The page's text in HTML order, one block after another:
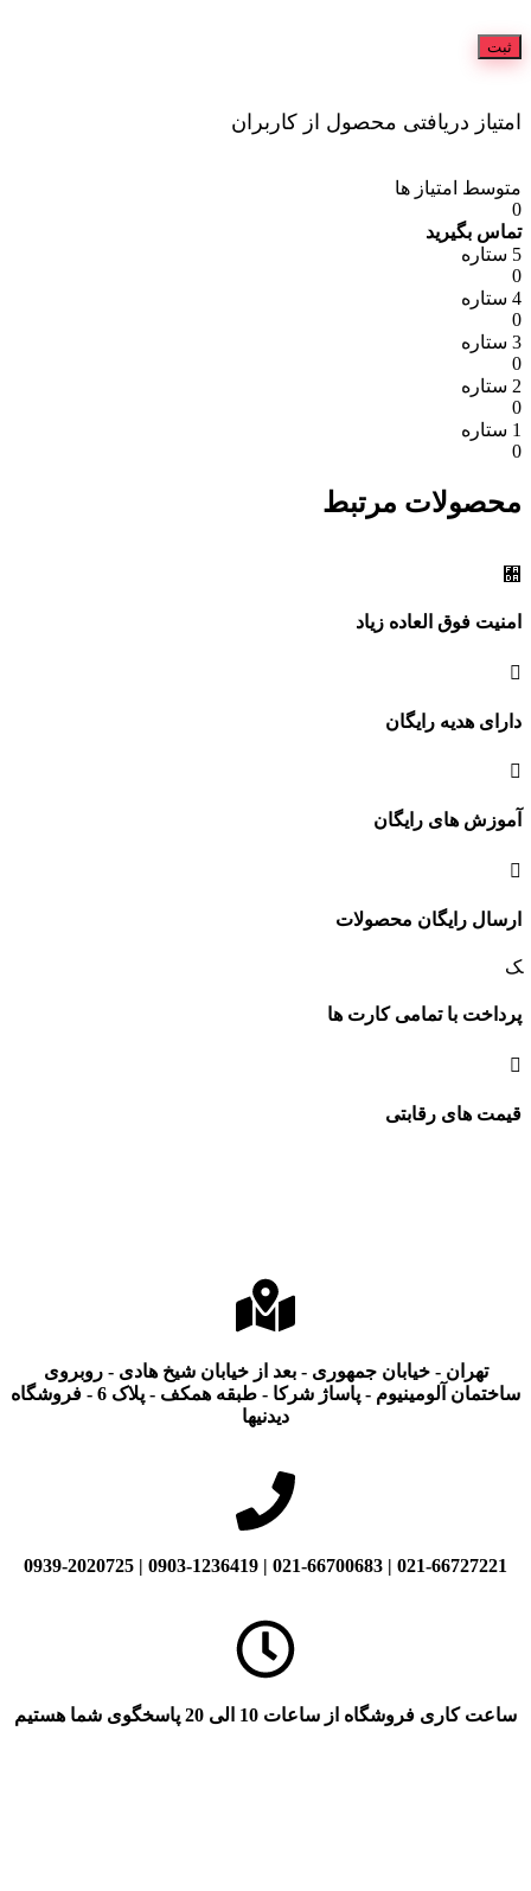
امتیاز دریافتی محصول از کاربران
متوسط امتیاز ها
0
تماس بگیرید
5 ستاره
0
4 ستاره
0
3 ستاره
0
2 ستاره
0
1 ستاره
0
محصولات مرتبط
امنیت فوق العاده زیاد
دارای هدیه رایگان
آموزش های رایگان
ارسال رایگان محصولات
پرداخت با تمامی کارت ها
قیمت های رقابتی
تهران - خیابان جمهوری - بعد از خیابان شیخ هادی - روبروی
ساختمان آلومینیوم - پاساژ شرکا - طبقه همکف - پلاک 6 - فروشگاه
دیدنیها
021-66727221 | 021-66700683 | 0903-1236419 | 0939-2020725
ساعت کاری فروشگاه از ساعات 10 الی 20 پاسخگوی شما هستیم